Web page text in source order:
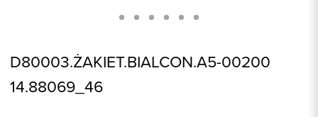
D80003.ŻAKIET.BIALCON.A5-00200
14.88069_46